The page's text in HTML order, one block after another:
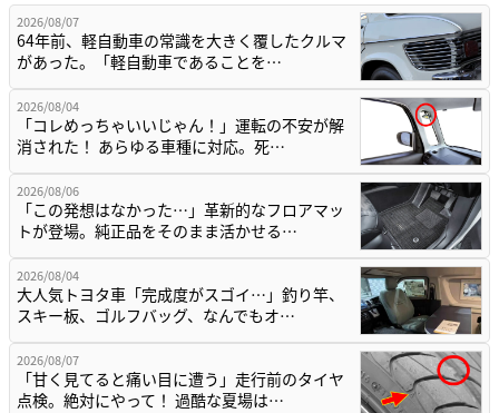
2026/08/07
64年前、軽自動車の常識を大きく覆したクルマ
があった。「軽自動車であることを…
2026/08/04
「コレめっちゃいいじゃん！」運転の不安が解
消された！ あらゆる車種に対応。死…
2026/08/06
「この発想はなかった…」革新的なフロアマッ
トが登場。純正品をそのまま活かせる…
2026/08/04
大人気トヨタ車「完成度がスゴイ…」釣り竿、
スキー板、ゴルフバッグ、なんでもオ…
2026/08/07
「甘く見てると痛い目に遭う」走行前のタイヤ
点検。絶対にやって！ 過酷な夏場は…